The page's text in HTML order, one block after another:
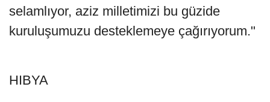
selamlıyor, aziz milletimizi bu güzide
kuruluşumuzu desteklemeye çağırıyorum."
HIBYA